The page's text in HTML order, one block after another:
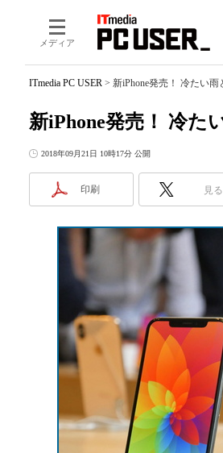
メディア
ITmedia PC USER > 新iPhone発売！ 冷たい
新iPhone発売！ 冷た
2018年09月21日 10時17分 公開
印刷 見る